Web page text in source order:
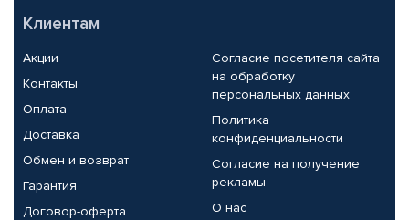
Клиентам
Акции
Контакты
Оплата
Доставка
Обмен и возврат
Гарантия
Договор-оферта
Согласие посетителя сайта
на обработку
персональных данных
Политика
конфиденциальности
Согласие на получение
рекламы
О нас